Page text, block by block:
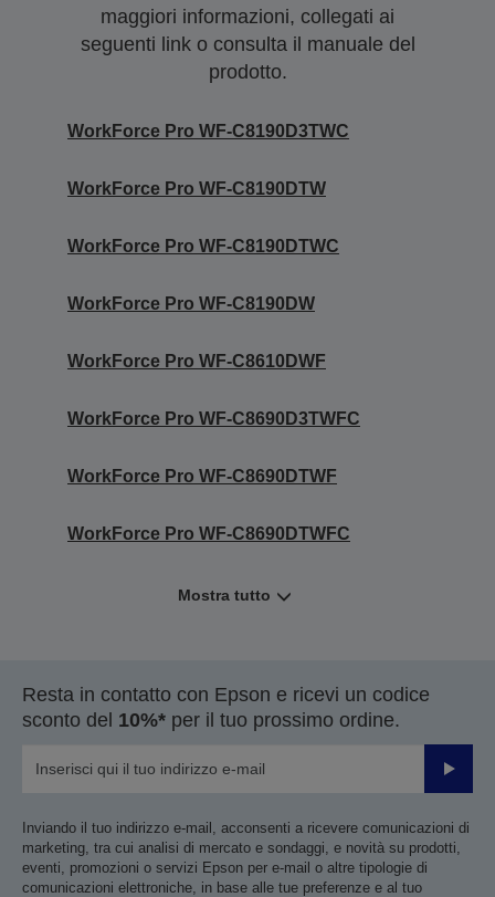
maggiori informazioni, collegati ai
seguenti link o consulta il manuale del
prodotto.
WorkForce Pro WF-C8190D3TWC
WorkForce Pro WF-C8190DTW
WorkForce Pro WF-C8190DTWC
WorkForce Pro WF-C8190DW
WorkForce Pro WF-C8610DWF
WorkForce Pro WF-C8690D3TWFC
WorkForce Pro WF-C8690DTWF
WorkForce Pro WF-C8690DTWFC
Mostra tutto
Resta in contatto con Epson e ricevi un codice
sconto del 10%* per il tuo prossimo ordine.
Invia
Inviando il tuo indirizzo e-mail, acconsenti a ricevere comunicazioni di
marketing, tra cui analisi di mercato e sondaggi, e novità su prodotti,
eventi, promozioni o servizi Epson per e-mail o altre tipologie di
comunicazioni elettroniche, in base alle tue preferenze e al tuo